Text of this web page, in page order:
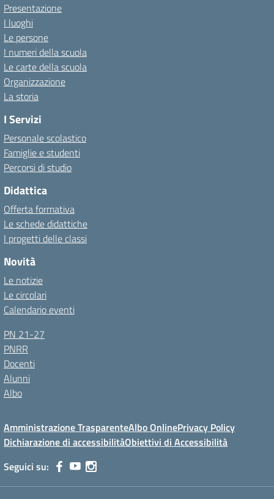
Presentazione
I luoghi
Le persone
I numeri della scuola
Le carte della scuola
Organizzazione
La storia
I Servizi
Personale scolastico
Famiglie e studenti
Percorsi di studio
Didattica
Offerta formativa
Le schede didattiche
I progetti delle classi
Novità
Le notizie
Le circolari
Calendario eventi
PN 21-27
PNRR
Docenti
Alunni
Albo
Amministrazione TrasparenteAlbo OnlinePrivacy Policy
Dichiarazione di accessibilitàObiettivi di Accessibilità
Seguici su: